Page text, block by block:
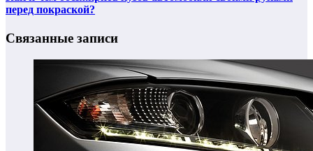
перед покраской?
Связанные записи